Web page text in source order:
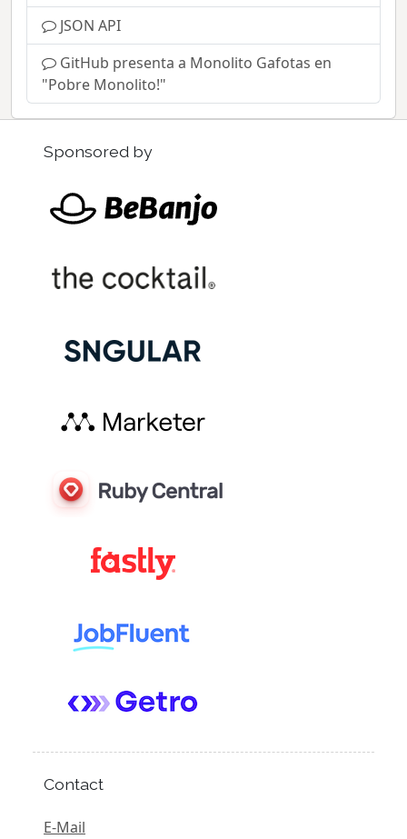
JSON API
GitHub presenta a Monolito Gafotas en
"Pobre Monolito!"
Sponsored by
Contact
E-Mail